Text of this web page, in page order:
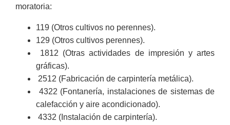
moratoria:
119 (Otros cultivos no perennes).
129 (Otros cultivos perennes).
1812 (Otras actividades de impresión y artes
gráficas).
2512 (Fabricación de carpintería metálica).
4322 (Fontanería, instalaciones de sistemas de
calefacción y aire acondicionado).
4332 (Instalación de carpintería).